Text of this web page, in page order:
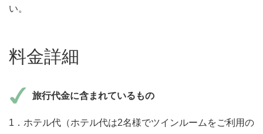
い。
料金詳細
旅行代金に含まれているもの
1．ホテル代（ホテル代は2名様でツインルームをご利用の